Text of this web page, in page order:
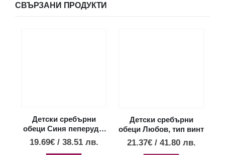
СВЪРЗАНИ ПРОДУКТИ
Детски сребърни
обеци Синя пеперуда,
тип винт
19.69€ / 38.51 лв.
Детски сребърни
обеци Любов, тип винт
21.37€ / 41.80 лв.